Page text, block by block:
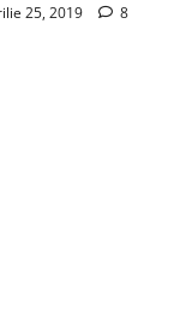
25, 2019 8